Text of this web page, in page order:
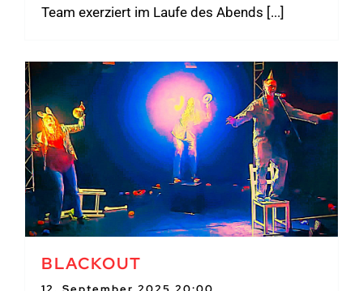
Team exerziert im Laufe des Abends [...]
BLACKOUT